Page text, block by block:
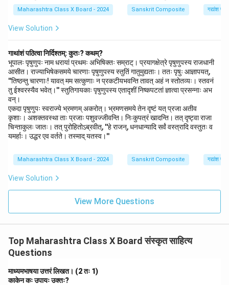
Maharashtra Class X Board - 2024 Sanskrit Composite गद्यांश पर
View Solution
गाथांशं पठित्वा निर्दिश्तम्: कुतः? कथम्?
भूपालः पृषुणुपः नाम धरायां प्रथमः अभिषिक्तः सम्राट्। प्रयागक्षेत्रे पृषुणुपस्य राजधानी
आसीत। राज्याभिषेकसमये चारणाः पृषुणुपस्य स्तुतिं गातुमुद्यताः। ततः पृषुः आज्ञापयत्,
''तिष्ठन्तु चारणाः! यावत् मम सत्कुणाः न प्रकटीयभवन्ति तावत् अहं न स्तोतव्यः। स्तवनं
तु ईश्वरस्यैव भवेत्।'' स्तुतिगायकाः पृषुणुपस्य एतादृशीं निष्कपटतां ज्ञात्वा प्रसन्नाः अभ
वन्।
एकदा पृषुणुपः स्वराज्ये भ्रमणम् अकरोत्। भ्रमणसमये तेन दृष्टं यत् प्रजा अतीव
कृशाः। अशक्तवस्था ताः प्रजाः पशुवज्जीवन्ति। निःकुपत्रं खादन्ति। तत् दृष्ट्वा राजा
चिन्ताकुलः जातः। तत् पुरोहितोऽब्रवीत्, ''हे राजन्, धनधान्यादि सर्वं वस्त्रादि वस्तुतः व
यमर्हाः। उद्धर एव वर्तते। तस्माद् यतस्व।''
Maharashtra Class X Board - 2024 Sanskrit Composite गद्यांश पर
View Solution
View More Questions
Top Maharashtra Class X Board संस्कृत साहित्य
Questions
माध्यमभाषया उत्तरं लिखत। (2 तः 1)
काकेन कः उपायः उक्तः?